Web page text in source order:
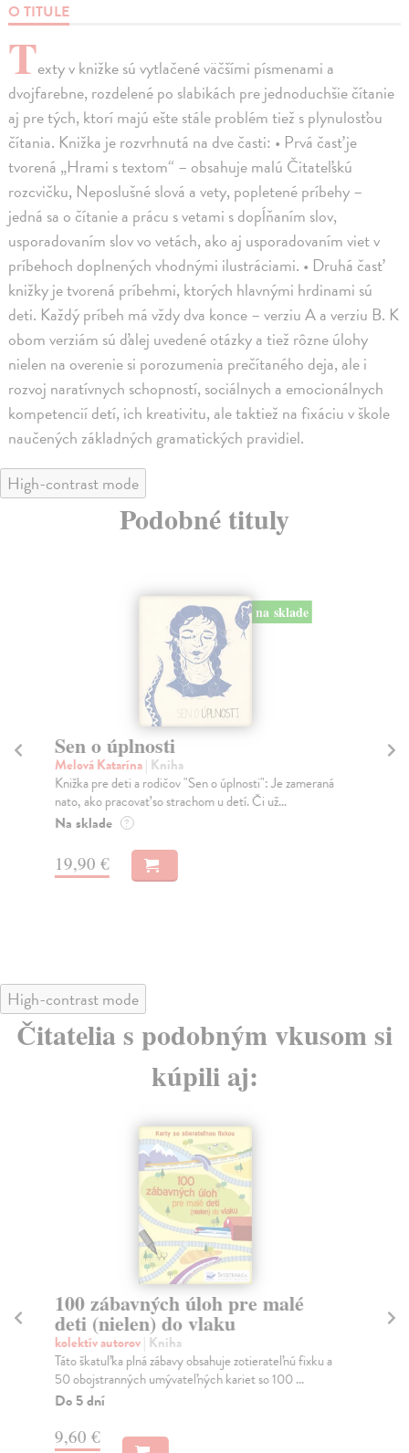
O TITULE
Texty v knižke sú vytlačené väčšími písmenami a
dvojfarebne, rozdelené po slabikách pre jednoduchšie čítanie
aj pre tých, ktorí majú ešte stále problém tiež s plynulosťou
čítania. Knižka je rozvrhnutá na dve časti: • Prvá časť je
tvorená „Hrami s textom“ – obsahuje malú Čitateľskú
rozcvičku, Neposlušné slová a vety, popletené príbehy –
jedná sa o čítanie a prácu s vetami s dopĺňaním slov,
usporadovaním slov vo vetách, ako aj usporadovaním viet v
príbehoch doplnených vhodnými ilustráciami. • Druhá časť
knižky je tvorená príbehmi, ktorých hlavnými hrdinami sú
deti. Každý príbeh má vždy dva konce – verziu A a verziu B. K
obom verziám sú ďalej uvedené otázky a tiež rôzne úlohy
nielen na overenie si porozumenia prečítaného deja, ale i
rozvoj naratívnych schopností, sociálnych a emocionálnych
kompetencií detí, ich kreativitu, ale taktiež na fixáciu v škole
naučených základných gramatických pravidiel.
High-contrast mode
Podobné tituly
na sklade
Sen o úplnosti
Melová Katarína| Kniha
Knižka pre deti a rodičov "Sen o úplnosti": Je zameraná
nato, ako pracovať so strachom u detí. Či už...
Na sklade ?
19,90 €
High-contrast mode
Čitatelia s podobným vkusom si
kúpili aj:
100 zábavných úloh pre malé
deti (nielen) do vlaku
kolektív autorov| Kniha
Táto škatuľka plná zábavy obsahuje zotierateľnú fixku a
50 obojstranných umývateľných kariet so 100 ...
Do 5 dní
9,60 €